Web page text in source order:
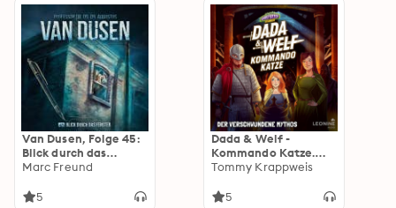
Van Dusen, Folge 45:
Blick durch das
Fenster (ungekürzt)
Marc Freund
5
Dada & Welf -
Kommando Katze.
Folge 02: Der
Mythos
Tommy Krappweis
5